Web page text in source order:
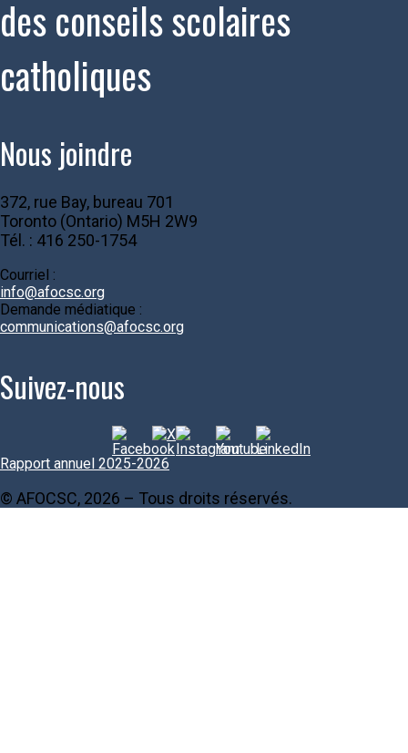
des conseils scolaires
catholiques
Nous joindre
372, rue Bay, bureau 701
Toronto (Ontario) M5H 2W9
Tél. : 416 250-1754
Courriel :
info@afocsc.org
Demande médiatique :
communications@afocsc.org
Suivez-nous
Rapport annuel 2025-2026
© AFOCSC, 2026 – Tous droits réservés.